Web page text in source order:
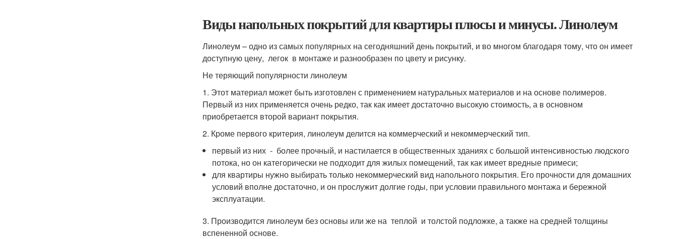
Виды напольных покрытий для квартиры плюсы и минусы. Линолеум
Линолеум – одно из самых популярных на сегодняшний день покрытий, и во многом благодаря тому, что он имеет
доступную цену, легок в монтаже и разнообразен по цвету и рисунку.
Не теряющий популярности линолеум
1. Этот материал может быть изготовлен с применением натуральных материалов и на основе полимеров.
Первый из них применяется очень редко, так как имеет достаточно высокую стоимость, а в основном
приобретается второй вариант покрытия.
2. Кроме первого критерия, линолеум делится на коммерческий и некоммерческий тип.
первый из них - более прочный, и настилается в общественных зданиях с большой интенсивностью людского
потока, но он категорически не подходит для жилых помещений, так как имеет вредные примеси;
для квартиры нужно выбирать только некоммерческий вид напольного покрытия. Его прочности для домашних
условий вполне достаточно, и он прослужит долгие годы, при условии правильного монтажа и бережной
эксплуатации.
3. Производится линолеум без основы или же на теплой и толстой подложке, а также на средней толщины
вспененной основе.